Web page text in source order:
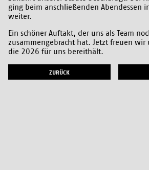
ging beim anschließenden Abendessen
weiter.
Ein schöner Auftakt, der uns als Team
zusammengebracht hat. Jetzt freuen wir
die 2026 für uns bereithält.
ZURÜCK